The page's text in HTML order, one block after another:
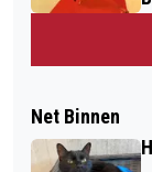
Net Binnen